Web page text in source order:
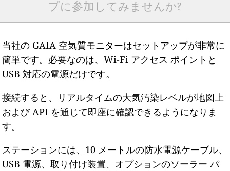
プに参加してみませんか?
当社の GAIA 空気質モニターはセットアップが非常に
簡単です。必要なのは、Wi-Fi アクセス ポイントと
USB 対応の電源だけです。
接続すると、リアルタイムの大気汚染レベルが地図上
および API を通じて即座に確認できるようになりま
す。
ステーションには、10 メートルの防水電源ケーブル、
USB 電源、取り付け装置、オプションのソーラー パ